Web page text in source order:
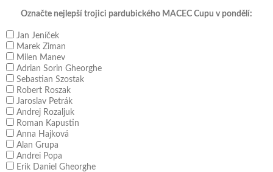
Označte nejlepší trojici pardubického MACEC Cupu v pondělí:
Jan Jeníček
Marek Ziman
Milen Manev
Adrian Sorin Gheorghe
Sebastian Szostak
Robert Roszak
Jaroslav Petrák
Andrej Rozaljuk
Roman Kapustin
Anna Hajková
Alan Grupa
Andrei Popa
Erik Daniel Gheorghe